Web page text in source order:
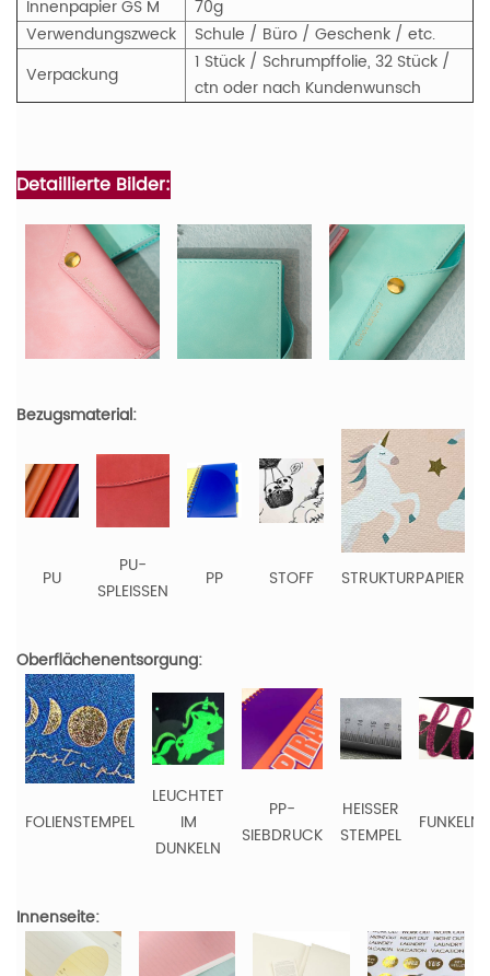
InnenpapierGS M
70g
Verwendungszweck
Schule / Büro / Geschenk / etc.
Verpackung
1 Stück / Schrumpffolie, 32 Stück /
ctn oder nach Kundenwunsch
Detaillierte Bilder:
Bezugsmaterial:
PU
PU-
SPLEISSEN
PP STOFF STRUKTURPAPIER
Oberflächenentsorgung:
FOLIENSTEMPEL
LEUCHTET
IM
DUNKELN
PP-
SIEBDRUCK
HEISSER
STEMPEL
FUNKELN
Innenseite: